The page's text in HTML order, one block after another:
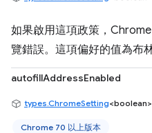
如果啟用這項政策，
覽錯誤。這項偏好的值為布
autofillAddressEnabled
types.ChromeSetting<boolean>
Chrome 70 以上版本